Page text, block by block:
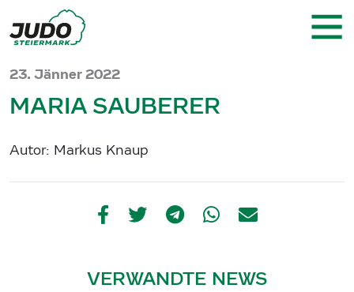
23. Jänner 2022
MARIA SAUBERER
Autor: Markus Knaup
VERWANDTE NEWS